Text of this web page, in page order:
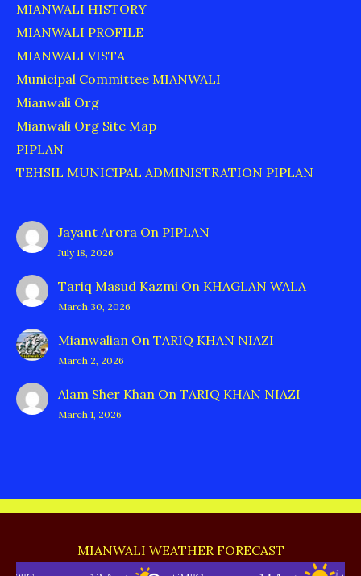
MIANWALI HISTORY
MIANWALI PROFILE
MIANWALI VISTA
Municipal Committee MIANWALI
Mianwali Org
Mianwali Org Site Map
PIPLAN
TEHSIL MUNICIPAL ADMINISTRATION PIPLAN
Jayant Arora On PIPLAN
July 18, 2026
Tariq Masud Kazmi On KHAGLAN WALA
March 30, 2026
Mianwalian On TARIQ KHAN NIAZI
March 2, 2026
Alam Sher Khan On TARIQ KHAN NIAZI
March 1, 2026
MIANWALI WEATHER FORECAST